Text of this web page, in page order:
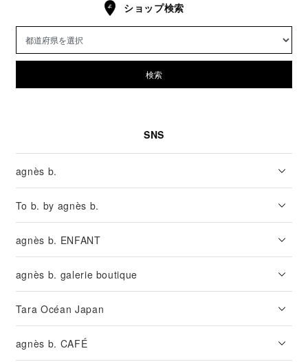
ショップ検索
検索
SNS
agnès b.
To b. by agnès b.
agnès b. ENFANT
agnès b. galerie boutique
Tara Océan Japan
agnès b. CAFÉ